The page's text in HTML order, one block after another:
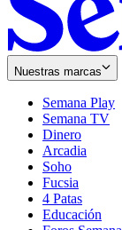
Nuestras marcas
Semana Play
Semana TV
Dinero
Arcadia
Soho
in
new
window
Fucsia
in
new
4 Patas
Educación